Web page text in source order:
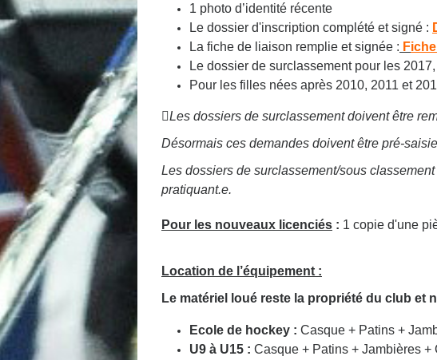
1 photo d’identité récente
Le dossier d'inscription complété et signé :
La fiche de liaison remplie et signée : F
Le dossier de surclassement pour les
Pour les filles nées après 2010, 2011 et
Les dossiers de surclassement doivent être
Désormais ces demandes doivent être pré-
Les dossiers de surclassement/sous
pratiquant.e.
Pour les nouveaux licenciés : 1 copie d'une
Location de l’équipement :
Le matériel loué reste la propriété du club et
Ecole de hockey : Casque + Patins +
U9 à U15 : Casque + Patins + Jambières